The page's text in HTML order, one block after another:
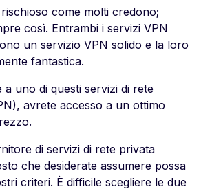
come molti credono;
così. Entrambi i servizi VPN
un servizio VPN solido e la loro
fantastica.
a uno di questi servizi di rete
avrete accesso a un ottimo
di servizi di rete privata
che desiderate assumere possa
criteri. È difficile scegliere le due